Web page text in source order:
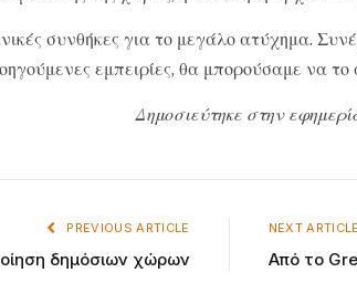
συνθήκες για το μεγάλο ατύχημα.
εμπειρίες, θα μπορούσαμε να
Δημοσιεύτηκε στην
PREVIOUS ARTICLE
δημόσιων χώρων
NEXT ARTICLE
Από το